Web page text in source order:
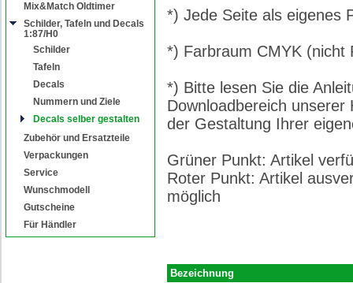
Mix&Match Oldtimer
Schilder, Tafeln und Decals
1:87/H0
Schilder
Tafeln
Decals
Nummern und Ziele
Decals selber gestalten
Zubehör und Ersatzteile
Verpackungen
Service
Wunschmodell
Gutscheine
Für Händler
*) Jede Seite als eigenes
*) Farbraum CMYK (nicht
*) Bitte lesen Sie die
Downloadbereich
der Gestaltung Ihrer
Grüner Punkt: Artikel
Roter Punkt: Artikel
möglich
Bezeichnung